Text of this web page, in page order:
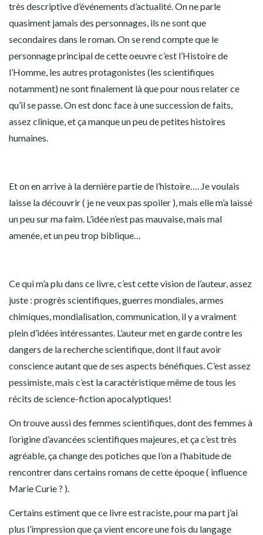
très descriptive d’événements d’actualité. On ne parle
quasiment jamais des personnages, ils ne sont que
secondaires dans le roman. On se rend compte que le
personnage principal de cette oeuvre c’est l’Histoire de
l’Homme, les autres protagonistes (les scientifiques
notamment) ne sont finalement là que pour nous relater ce
qu’il se passe. On est donc face à une succession de faits,
assez clinique, et ça manque un peu de petites histoires
humaines.
Et on en arrive à la dernière partie de l’histoire…. Je voulais
laisse la découvrir ( je ne veux pas spoiler ), mais elle m’a laissé
un peu sur ma faim. L’idée n’est pas mauvaise, mais mal
amenée, et un peu trop biblique…
Ce qui m’a plu dans ce livre, c’est cette vision de l’auteur, assez
juste : progrès scientifiques, guerres mondiales, armes
chimiques, mondialisation, communication, il y a vraiment
plein d’idées intéressantes. L’auteur met en garde contre les
dangers de la recherche scientifique, dont il faut avoir
conscience autant que de ses aspects bénéfiques. C’est assez
pessimiste, mais c’est la caractéristique même de tous les
récits de science-fiction apocalyptiques!
On trouve aussi des femmes scientifiques, dont des femmes à
l’origine d’avancées scientifiques majeures, et ça c’est très
agréable, ça change des potiches que l’on a l’habitude de
rencontrer dans certains romans de cette époque ( influence
Marie Curie ? ).
Certains estiment que ce livre est raciste, pour ma part j’ai
plus l’impression que ça vient encore une fois du langage